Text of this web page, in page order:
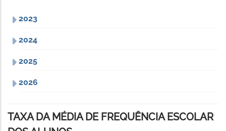
2023
2024
2025
2026
TAXA DA MÉDIA DE FREQUÊNCIA ESCOLAR